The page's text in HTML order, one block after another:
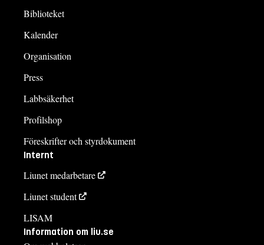
Biblioteket
Kalender
Organisation
Press
Labbsäkerhet
Profilshop
Föreskrifter och styrdokument
Internt
Liunet medarbetare
Liunet student
LISAM
Information om liu.se